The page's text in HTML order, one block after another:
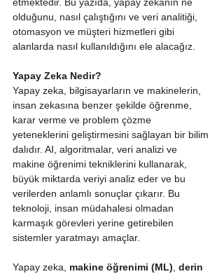
olduğunu, nasıl çalıştığını ve veri analitiği,
otomasyon ve müşteri hizmetleri gibi
alanlarda nasıl kullanıldığını ele alacağız.
Yapay Zeka Nedir?
Yapay zeka, bilgisayarların ve makinelerin,
insan zekasına benzer şekilde öğrenme,
karar verme ve problem çözme
yeteneklerini geliştirmesini sağlayan bir bilim
dalıdır. AI, algoritmalar, veri analizi ve
makine öğrenimi tekniklerini kullanarak,
büyük miktarda veriyi analiz eder ve bu
verilerden anlamlı sonuçlar çıkarır. Bu
teknoloji, insan müdahalesi olmadan
karmaşık görevleri yerine getirebilen
sistemler yaratmayı amaçlar.
Yapay zeka, makine öğrenimi (ML) derin